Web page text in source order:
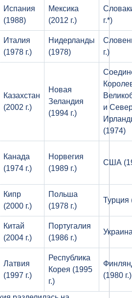
Испания
(1988)
Мексика
(2012 г.)
г.*)
Италия
(1978 г.)
Нидерланды
(1978)
г.)
Казахстан
(2002 г.)
Новая
Зеландия
(1994 г.)
и
(1974)
Канада
(1974 г.)
Норвегия
(1989 г.)
США
Кипр
(2000 г.)
Польша
(1978 г.)
Турция
Китай
(2004 г.)
Португалия
(1986 г.)
Латвия
(1997 г.)
Республика
Корея (1995
г.)
(1980 г.)